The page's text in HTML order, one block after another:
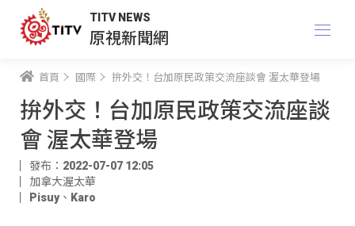
TITV NEWS
原視新聞網
首頁 國際 拚外交！台加原民政策交流座談會 渥太華登場
拚外交！台加原民政策交流座談
會 渥太華登場
發布：2022-07-07 12:05
加拿大渥太華
Pisuy、 Karo